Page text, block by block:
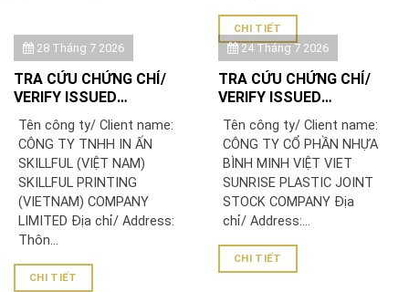
CHI TIẾT
28 Tháng 7 2026
TRA CỨU CHỨNG CHỈ/
VERIFY ISSUED
TNHH IN ẤN SKILLFUL
(VIỆT NAM)/ SKILLFUL
PRINTING (VIETNAM)
COMPANY LIMITED
Tên công ty/ Client name:
CÔNG TY TNHH IN ẤN
SKILLFUL (VIỆT NAM)
SKILLFUL PRINTING
(VIETNAM) COMPANY
LIMITED Địa chỉ/ Address:
Thôn...
CHI TIẾT
24 Tháng 7 2026
TRA CỨU CHỨNG CHỈ/
VERIFY ISSUED
CỔ PHẦN NHỰA BÌNH
MINH VIỆT
Tên công ty/ Client name:
CÔNG TY CỔ PHẦN NHỰA
BÌNH MINH VIỆT VIET
SUNRISE PLASTIC JOINT
STOCK COMPANY Địa
chỉ/ Address:...
CHI TIẾT